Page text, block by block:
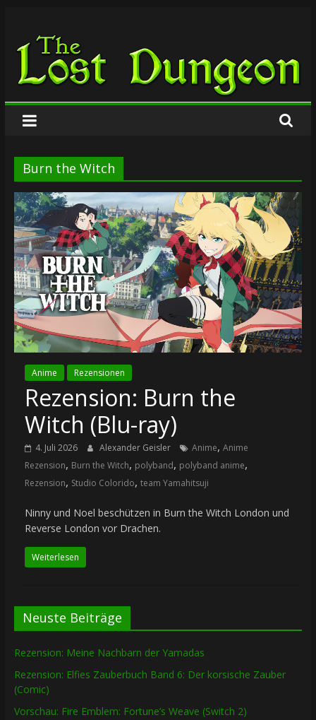
springen
The
Lost
Dungeon
Burn the Witch
Anime Rezensionen
Rezension: Burn the
Witch (Blu-ray)
4. Juli 2026 Alexander Geisler Anime, Anime
Rezension, Burn the Witch, polyband, polyband anime,
Rezension, Studio Colorido, team Yamahitsuji
Ninny und Noel beschützen in Burn the Witch London und
Reverse London vor Drachen.
Weiterlesen
Neuste Beiträge
Rezension: Meine Nachbarn der Yamadas
Rezension: Elfies Zauberbuch Band 6: Der korsische Zauber
(Comic)
Vorschau: Fire Emblem: Fortune’s Weave (Switch 2)